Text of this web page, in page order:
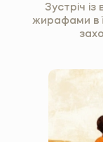
Зустріч
жирафами в